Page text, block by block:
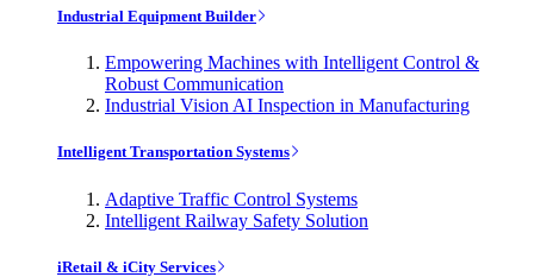
Industrial Equipment Builder
Empowering Machines with Intelligent Control &
Robust Communication
Industrial Vision AI Inspection in Manufacturing
Intelligent Transportation Systems
Adaptive Traffic Control Systems
Intelligent Railway Safety Solution
iRetail & iCity Services